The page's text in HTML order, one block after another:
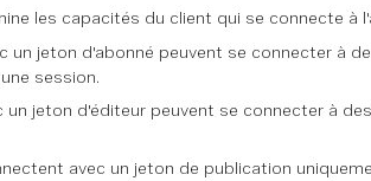
les capacités du client qui se connecte à
un jeton d'abonné peuvent se connecter à
session.
jeton d'éditeur peuvent se connecter à
avec un jeton de publication